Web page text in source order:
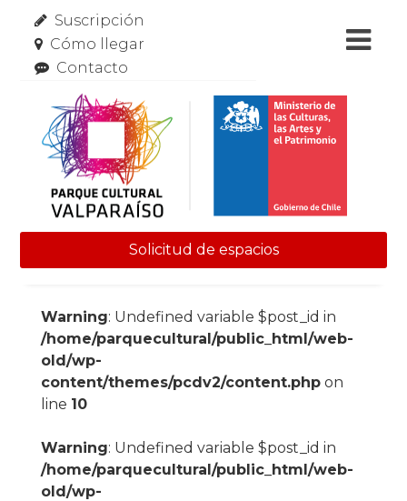
Suscripción
Cómo llegar
Contacto
Solicitud de espacios
Warning: Undefined variable $post_id in
/home/parquecultural/public_html/web-
old/wp-
content/themes/pcdv2/content.phpon
line 10
Warning: Undefined variable $post_id in
/home/parquecultural/public_html/web-
old/wp-